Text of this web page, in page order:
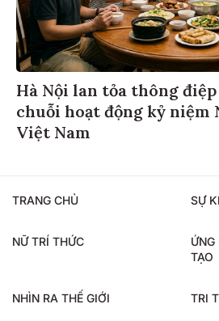
Hà Nội lan tỏa thông
chuỗi hoạt động kỷ niệm
Việt Nam
TRANG CHỦ SỰ
NỮ TRÍ THỨC
TẠO
NHÌN RA THẾ GIỚI TRI